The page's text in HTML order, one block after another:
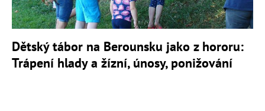
Dětský tábor na Berounsku jako z hororu:
Trápení hlady a žízní, únosy, ponižování